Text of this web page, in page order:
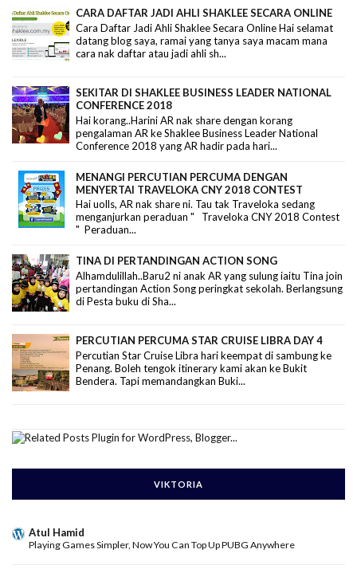
CARA DAFTAR JADI AHLI SHAKLEE SECARA ONLINE
Cara Daftar Jadi Ahli Shaklee Secara Online Hai selamat
datang blog saya, ramai yang tanya saya macam mana
cara nak daftar atau jadi ahli sh...
SEKITAR DI SHAKLEE BUSINESS LEADER NATIONAL
CONFERENCE 2018
Hai korang..Harini AR nak share dengan korang
pengalaman AR ke Shaklee Business Leader National
Conference 2018 yang AR hadir pada hari...
MENANGI PERCUTIAN PERCUMA DENGAN
MENYERTAI TRAVELOKA CNY 2018 CONTEST
Hai uolls, AR nak share ni. Tau tak Traveloka sedang
menganjurkan peraduan " Traveloka CNY 2018 Contest
" Peraduan...
TINA DI PERTANDINGAN ACTION SONG
Alhamdulillah..Baru2 ni anak AR yang sulung iaitu Tina join
pertandingan Action Song peringkat sekolah. Berlangsung
di Pesta buku di Sha...
PERCUTIAN PERCUMA STAR CRUISE LIBRA DAY 4
Percutian Star Cruise Libra hari keempat di sambung ke
Penang. Boleh tengok itinerary kami akan ke Bukit
Bendera. Tapi memandangkan Buki...
VIKTORIA
Atul Hamid
Playing Games Simpler, Now You Can Top Up PUBG Anywhere